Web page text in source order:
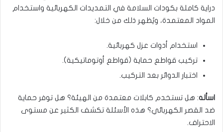
دراية كاملة بكودات السلامة في التمديدات الكهربائية واستخدام
المواد المعتمدة، ويُظهر ذلك من خلال:
استخدام أدوات عزل كهربائية.
تركيب قواطع حماية (قواطع أوتوماتيكية).
اختبار الدوائر بعد التركيب.
اسأله: هل تستخدم كابلات معتمدة من الهيئة؟ هل توفر حماية
ضد القصر الكهربائي؟ هذه الأسئلة تكشف الكثير عن مستوى
الاحتراف.